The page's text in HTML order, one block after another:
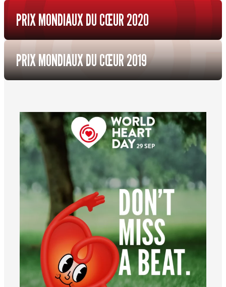
PRIX MONDIAUX DU CŒUR 2020
PRIX MONDIAUX DU CŒUR 2019
worldheartfederation
6 août